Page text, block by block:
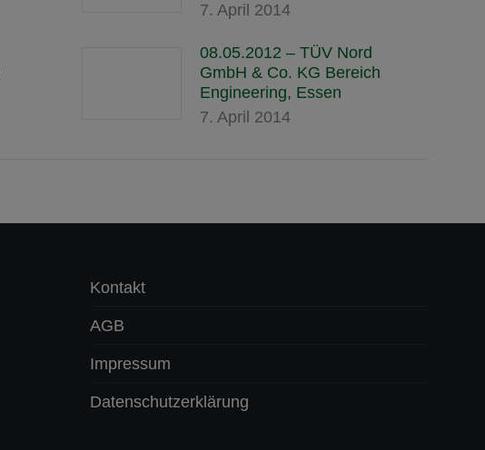
7. April 2014
08.05.2012 – TÜV Nord
GmbH & Co. KG Bereich
Engineering, Essen
7. April 2014
Kontakt
AGB
Impressum
Datenschutzerklärung